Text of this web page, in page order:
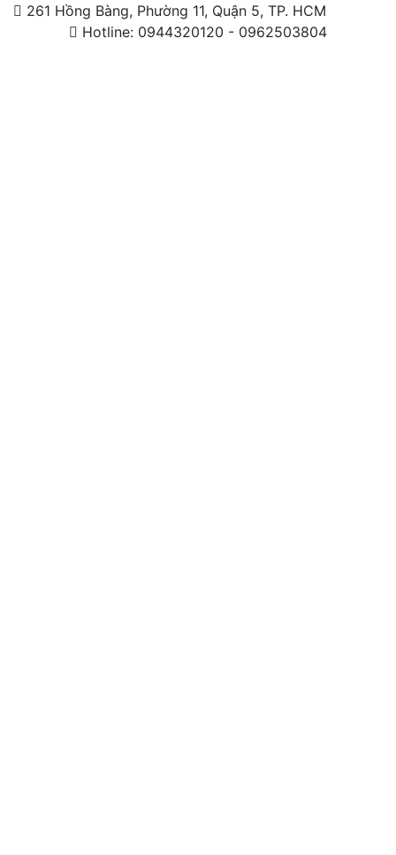
261 Hồng Bàng, Phường 11, Quận 5, TP. HCM
Hotline: 0944320120 - 0962503804